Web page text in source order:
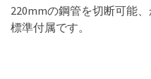
220mmの鋼管を切断可能
標準付属です。